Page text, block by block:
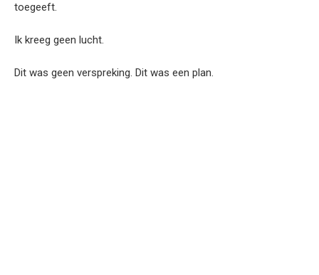
toegeeft.
Ik kreeg geen lucht.
Dit was geen verspreking. Dit was een plan.